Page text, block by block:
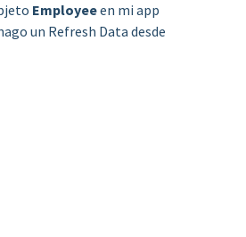
Employeeen mi app
un Refresh Data desde